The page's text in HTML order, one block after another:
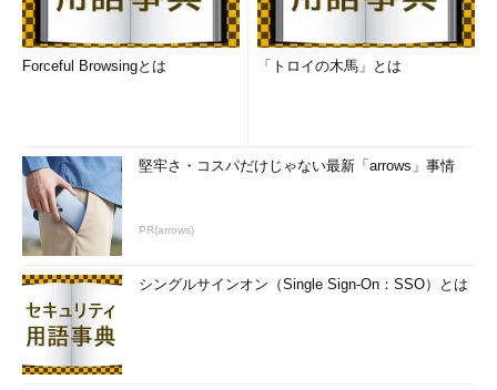
Forceful Browsingとは 「トロイの木馬」とは
堅牢さ・コスパだけじゃない最新「arrows」事情
PR(arrows)
シングルサインオン（Single Sign-On：SSO）とは